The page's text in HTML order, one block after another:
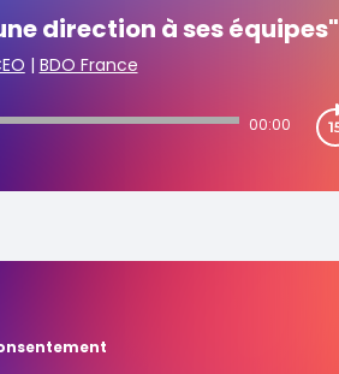
direction à ses équipes"
| BDO France
00:00